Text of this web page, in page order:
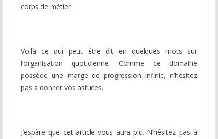
corps de métier !
Voilà ce qui peut être dit en quelques mots sur
l’organisation quotidienne. Comme ce domaine
possède une marge de progression infinie, n’hésitez
pas à donner vos astuces.
J’espère que cet article vous aura plu. N’hésitez pas à